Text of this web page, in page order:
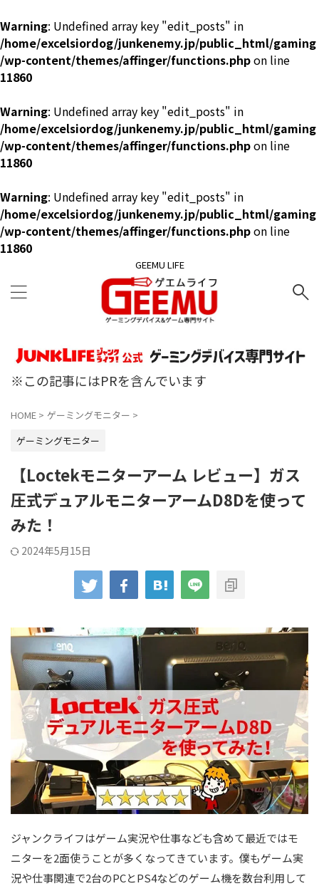
Warning: Undefined array key "edit_posts" in
/home/excelsiordog/junkenemy.jp/public_html/gaming
/wp-content/themes/affinger/functions.phpon line
11860
Warning: Undefined array key "edit_posts" in
/home/excelsiordog/junkenemy.jp/public_html/gaming
/wp-content/themes/affinger/functions.phpon line
11860
Warning: Undefined array key "edit_posts" in
/home/excelsiordog/junkenemy.jp/public_html/gaming
/wp-content/themes/affinger/functions.phpon line
11860
GEEMU LIFE
※この記事にはPRを含んでいます
HOME > ゲーミングモニター >
ゲーミングモニター
【Loctekモニターアーム レビュー】ガス
圧式デュアルモニターアームD8Dを使って
みた！
2024年5月15日
ジャンクライフはゲーム実況や仕事なども含めて最近ではモ
ニターを2面使うことが多くなってきています。僕もゲーム実
況や仕事関連で2台のPCとPS4などのゲーム機を数台利用して